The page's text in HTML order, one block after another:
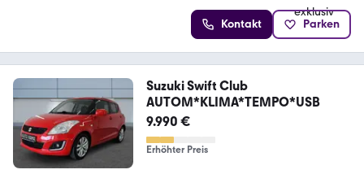
Kontakt Parken
Suzuki Swift Club
AUTOM*KLIMA*TEMPO*USB
9.990 €
Erhöhter Preis